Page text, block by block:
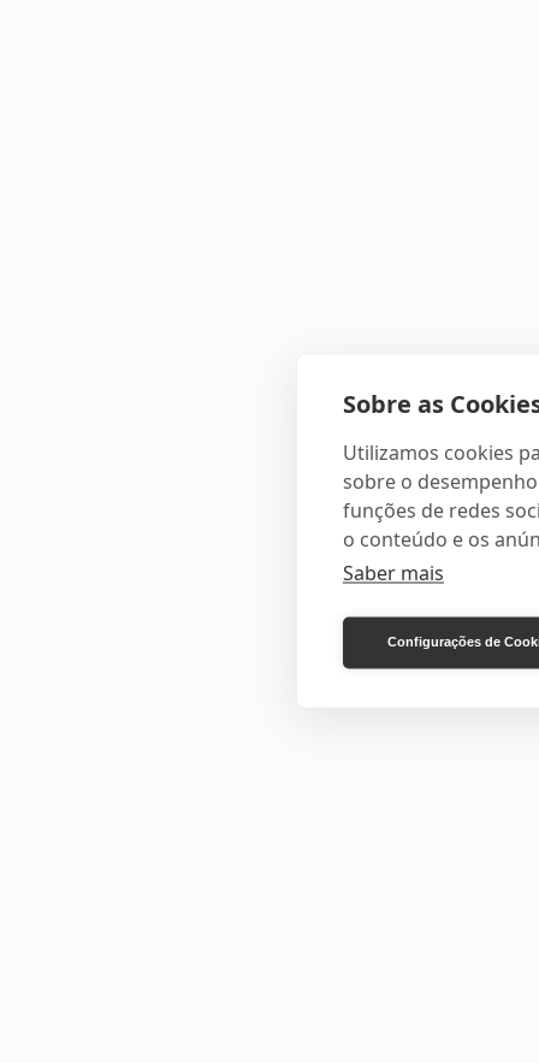
Sobre as
Utilizamos cookies
sobre o
funções de redes
o conteúdo e os
Saber mais
Configurações de